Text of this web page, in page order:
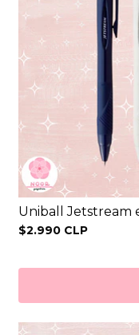
Uniball Jetstream
$2.990 CLP